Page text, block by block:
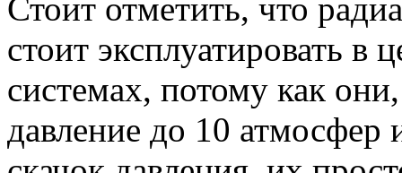
Стоит отметить, что
стоит эксплуатировать в
системах, потому как
давление до 10 атмосфер